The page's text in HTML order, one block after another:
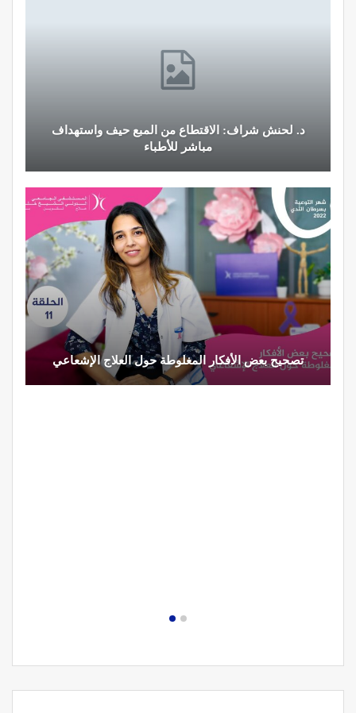
د. لحنش شراف: الاقتطاع من المبع حيف واستهداف
مباشر للأطباء
تصحيح بعض الأفكار المغلوطة حول العلاج الإشعاعي